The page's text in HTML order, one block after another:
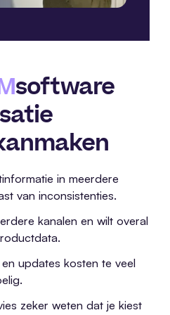
software
maken
in meerdere
van inconsistenties.
kanalen en wilt overal
updates kosten te veel
zeker weten dat je kiest